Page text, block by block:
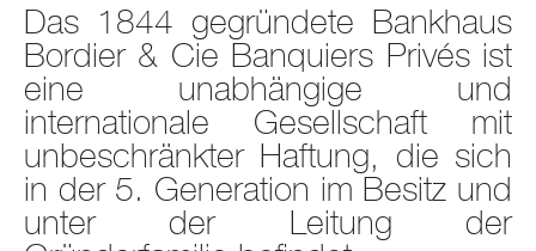
Das 1844 gegründete Bankhaus
Bordier & Cie Banquiers Privés ist
eine unabhängige und
internationale Gesellschaft mit
unbeschränkter Haftung, die sich
in der 5. Generation im Besitz und
unter der Leitung der